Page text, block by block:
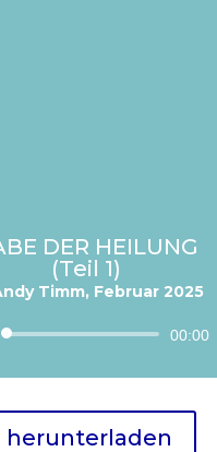
DER HEILUNG
(Teil 1)
Timm, Februar 2025
Audio
00:00
herunterladen